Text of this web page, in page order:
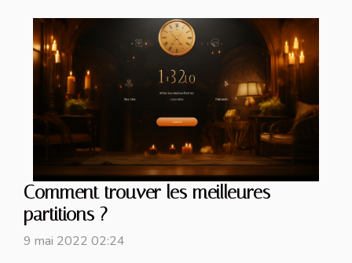
Comment trouver les meilleures
partitions ?
9 mai 2022 02:24